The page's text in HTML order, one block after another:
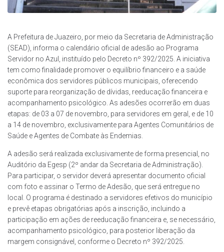
A Prefeitura de Juazeiro, por meio da Secretaria de Administração
(SEAD), informa o calendário oficial de adesão ao Programa
Servidor no Azul, instituído pelo Decreto nº 392/2025. A iniciativa
tem como finalidade promover o equilíbrio financeiro e a saúde
econômica dos servidores públicos municipais, oferecendo
suporte para reorganização de dívidas, reeducação financeira e
acompanhamento psicológico. As adesões ocorrerão em duas
etapas: de 03 a 07 de novembro, para servidores em geral, e de 10
a 14 de novembro, exclusivamente para Agentes Comunitários de
Saúde e Agentes de Combate às Endemias.
A adesão será realizada exclusivamente de forma presencial, no
Auditório da Egesp (2º andar da Secretaria de Administração).
Para participar, o servidor deverá apresentar documento oficial
com foto e assinar o Termo de Adesão, que será entregue no
local. O programa é destinado a servidores efetivos do município
e prevê etapas obrigatórias após a inscrição, incluindo a
participação em ações de reeducação financeira e, se necessário,
acompanhamento psicológico, para posterior liberação da
margem consignável, conforme o Decreto nº 392/2025.